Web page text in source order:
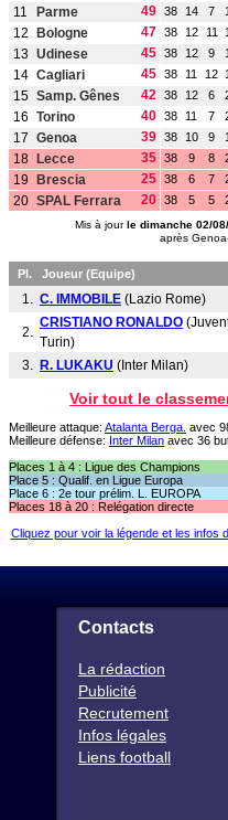
11 Parme 49 38 14 7
12 Bologne 47 38 12 11
13 Udinese 45 38 12 9
14 Cagliari 45 38 11 12
15 Samp. Gênes 42 38 12 6
16 Torino 40 38 11 7
17 Genoa 39 38 10 9
18 Lecce 35 38 9 8
19 Brescia 25 38 6 7
20 SPAL Ferrara 20 38 5 5
Mis à jourle dimanche 02/
après
Pl. Joueur (Equipe)
1. C. IMMOBILE (Lazio Rome)
2.
CRISTIANO RONALDO
Turin)
3. R. LUKAKU (Inter Milan)
Voir tout le
Meilleure attaque: Atalanta Berga. avec
Meilleure défense: Inter Milan avec 36
Places 1 à 4 : Ligue des Champions
Place 5 : Qualif. en Ligue Europa
Place 6 : 2e tour prélim. L. EUROPA
Places 18 à 20 : Relégation directe
Cliquez pour voir la légende et les infos
Contacts
La rédaction
Publicité
Recrutement
Infos légales
Liens football